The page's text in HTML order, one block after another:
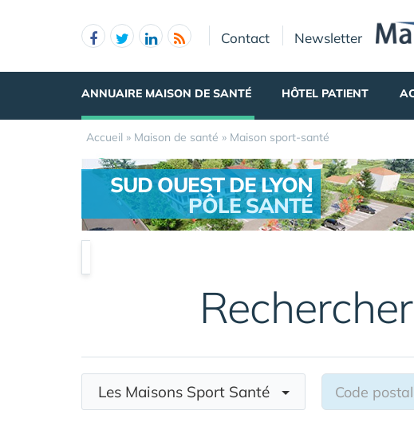
Contact Newsletter
ANNUAIRE MAISON DE SANTÉ HÔTEL PATIENT
Accueil » Maison de santé » Maison sport-santé
SUD OUEST DE LYON
PÔLE SANTÉ
.
Les Maisons Sport Santé